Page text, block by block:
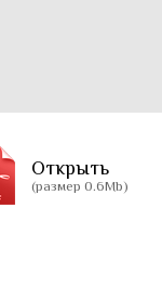
Открыть
(размер 0.6Mb)